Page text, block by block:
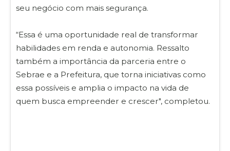
seu negócio com mais segurança.
“Essa é uma oportunidade real de transformar
habilidades em renda e autonomia. Ressalto
também a importância da parceria entre o
Sebrae e a Prefeitura, que torna iniciativas como
essa possíveis e amplia o impacto na vida de
quem busca empreender e crescer", completou.